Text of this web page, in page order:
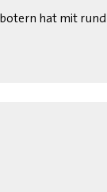
hat mit rund